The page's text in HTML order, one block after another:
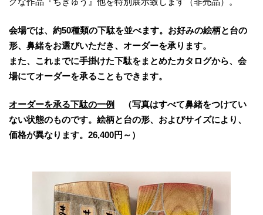
会場では、約50種類の下駄を並べます。お好みの絵柄と台の
形、鼻緒をお選びいただき、オーダーを承ります。
また、これまでに手掛けた下駄をまとめたカタログから、会
場にてオーダーを承ることもできます。
オーダーを承る下駄の一例
（写真はすべて鼻緒をつけてい
ない状態のものです。絵柄と台の形、およびサイズにより、
価格が異なります。26,400円～）